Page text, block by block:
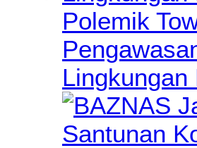
Polemik